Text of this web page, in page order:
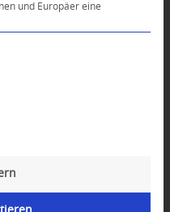
und Europäer eine
Gruppen, für die